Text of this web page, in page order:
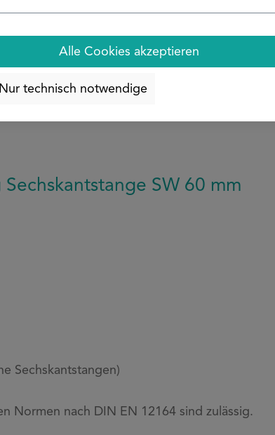
SW 60 mm
SW 60 mm
Sechskantstangen)
Normen nach DIN EN 12164 sind zulässig.
Alle Cookies akzeptieren
Nur technisch notwendige